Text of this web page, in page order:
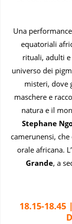
Una
equatoriali
rituali, adulti
universo dei
misteri, dove
maschere e
natura e il
Stephane
camerunensi,
orale africana.
Grande, a
18.15-18.45